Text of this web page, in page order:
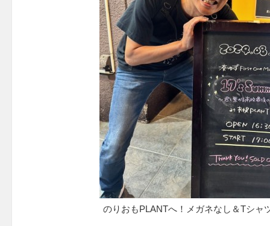
のりおもPLANTへ！メガネなし＆Tシャ